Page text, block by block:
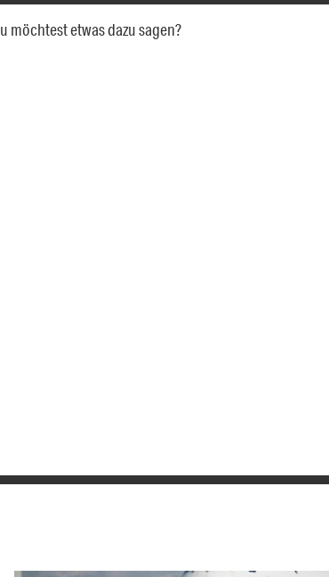
möchtest etwas dazu sagen?